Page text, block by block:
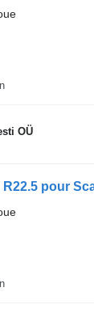
OÜ
pour